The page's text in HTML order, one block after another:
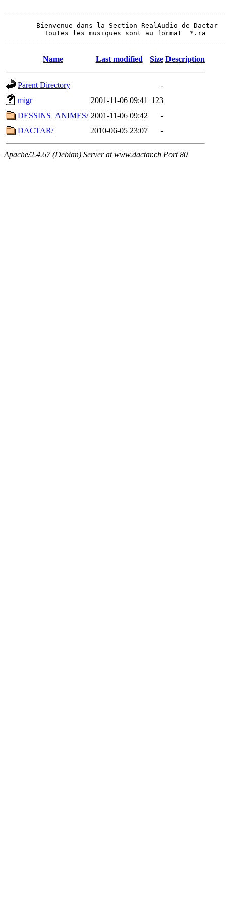
        Bienvenue dans la Section RealAudio de Dactar
          Toutes les musiques sont au format  *.ra
Name Last modified Size Description
Parent Directory
-
migr
2001-11-06 09:41
123
DESSINS_ANIMES/ 2001-11-06 09:42
-
DACTAR/
2010-06-05 23:07 -
Apache/2.4.67 (Debian) Server at www.dactar.ch Port 80